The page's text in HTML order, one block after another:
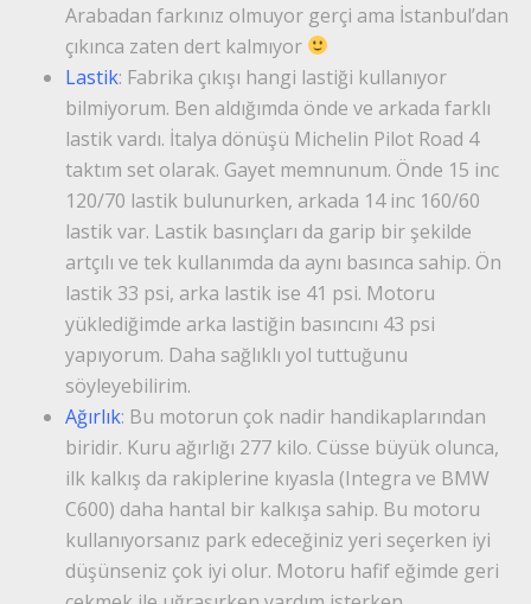
Arabadan farkınız olmuyor gerçi ama İstanbul’dan
çıkınca zaten dert kalmıyor
Lastik: Fabrika çıkışı hangi lastiği kullanıyor
bilmiyorum. Ben aldığımda önde ve arkada farklı
lastik vardı. İtalya dönüşü Michelin Pilot Road 4
taktım set olarak. Gayet memnunum. Önde 15 inc
120/70 lastik bulunurken, arkada 14 inc 160/60
lastik var. Lastik basınçları da garip bir şekilde
artçılı ve tek kullanımda da aynı basınca sahip. Ön
lastik 33 psi, arka lastik ise 41 psi. Motoru
yüklediğimde arka lastiğin basıncını 43 psi
yapıyorum. Daha sağlıklı yol tuttuğunu
söyleyebilirim.
Ağırlık: Bu motorun çok nadir handikaplarından
biridir. Kuru ağırlığı 277 kilo. Cüsse büyük olunca,
ilk kalkış da rakiplerine kıyasla (Integra ve BMW
C600) daha hantal bir kalkışa sahip. Bu motoru
kullanıyorsanız park edeceğiniz yeri seçerken iyi
düşünseniz çok iyi olur. Motoru hafif eğimde geri